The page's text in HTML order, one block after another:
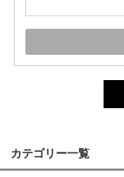
カテゴリー一覧